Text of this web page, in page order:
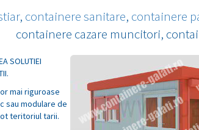
, containere sanitare, containere
containere cazare muncitori,
SOLUTIEI
mai riguroase
sau modulare de
teritoriul tarii.